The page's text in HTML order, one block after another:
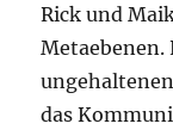
Rick und
Metaebenen.
das